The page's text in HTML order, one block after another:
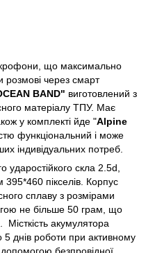
що максимально
розмові через смарт
BAND" виготовлений з
матеріалу ТПУ. Має
у комплекті йде "Alpine
функціональний і може
індивідуальних потреб.
ударостійкого скла 2.5d,
пікселів. Корпус
сплаву з розмірами
не більше 50 грам, що
Місткість акумулятора
днів роботи при активному